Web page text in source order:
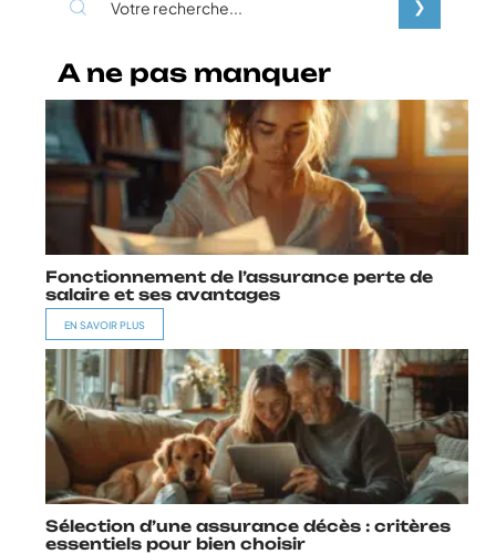
A ne pas manquer
Fonctionnement de l’assurance perte de
salaire et ses avantages
EN SAVOIR PLUS
Sélection d’une assurance décès : critères
essentiels pour bien choisir